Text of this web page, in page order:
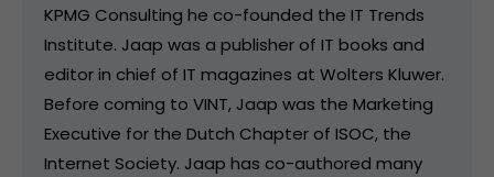
KPMG Consulting he co-founded the IT Trends
Institute. Jaap was a publisher of IT books and
editor in chief of IT magazines at Wolters Kluwer.
Before coming to VINT, Jaap was the Marketing
Executive for the Dutch Chapter of ISOC, the
Internet Society. Jaap has co-authored many